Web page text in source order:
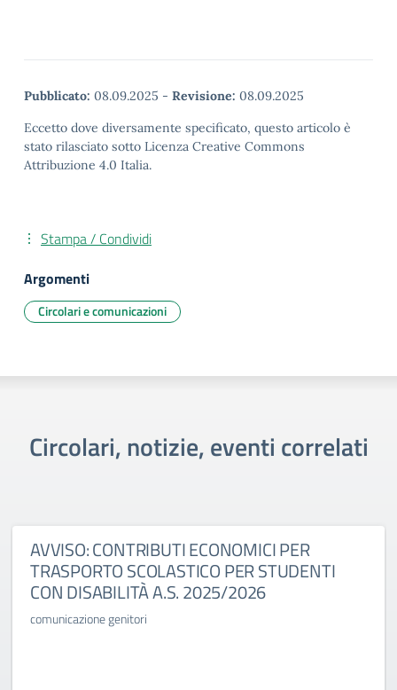
Pubblicato: 08.09.2025 - Revisione: 08.09.2025
Eccetto dove diversamente specificato, questo articolo è
stato rilasciato sotto Licenza Creative Commons
Attribuzione 4.0 Italia.
Stampa / Condividi
Argomenti
Circolari e comunicazioni
Circolari, notizie, eventi correlati
AVVISO: CONTRIBUTI ECONOMICI PER
TRASPORTO SCOLASTICO PER STUDENTI
CON DISABILITÀ A.S. 2025/2026
comunicazione genitori